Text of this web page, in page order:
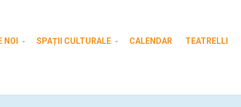
NOI SPAȚII CULTURALE CALENDAR TEATRELLI